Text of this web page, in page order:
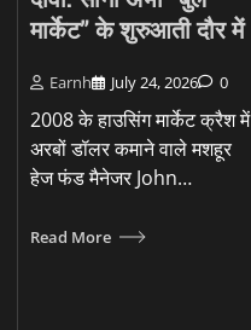
मार्केट” के शुरुआती दौर में
Earnh July 24, 2026 0
2008 के हाउसिंग मार्केट क्रैश में
अरबों डॉलर कमाने वाले मशहूर
हेज फंड मैनेजर John…
Read More